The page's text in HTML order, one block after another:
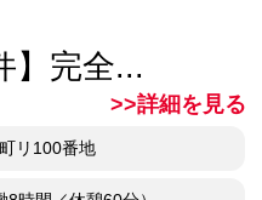
】完全...
>>詳細を見る
リ100番地